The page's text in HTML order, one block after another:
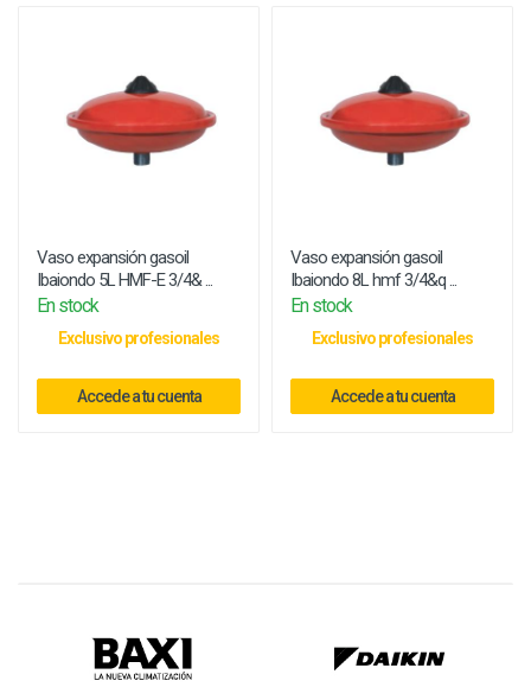
Vaso expansión gasoil
Ibaiondo 5L HMF-E 3/4& ...
En stock
Exclusivo profesionales
Accede a tu cuenta
Vaso expansión gasoil
Ibaiondo 8L hmf 3/4&q ...
En stock
Exclusivo profesionales
Accede a tu cuenta